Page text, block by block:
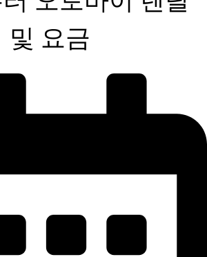
및 요금